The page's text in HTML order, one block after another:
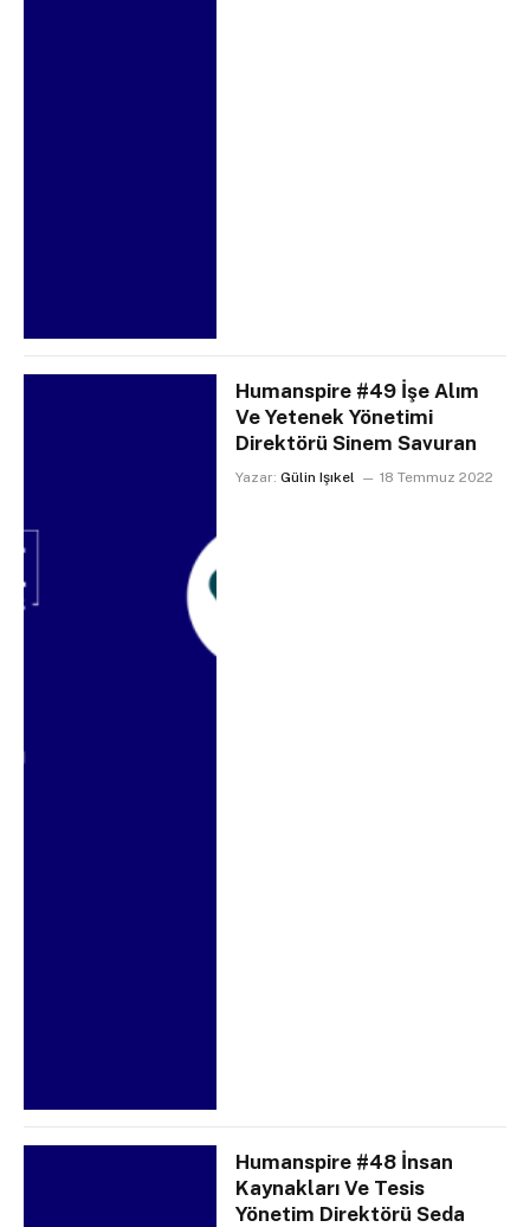
Humanspire #49 İşe Alım
Ve Yetenek Yönetimi
Direktörü Sinem Savuran
Yazar: Gülin Işıkel 18 Temmuz 2022
Humanspire #48 İnsan
Kaynakları Ve Tesis
Yönetim Direktörü Seda